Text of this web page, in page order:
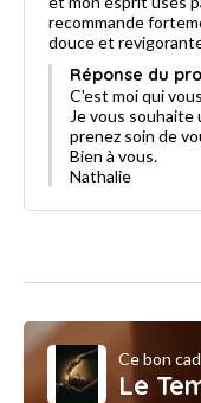
recommande
douce et
Réponse du
C'est moi qui
Je vous
prenez soin de
Bien à vous.
Nathalie
Ce bon
Le